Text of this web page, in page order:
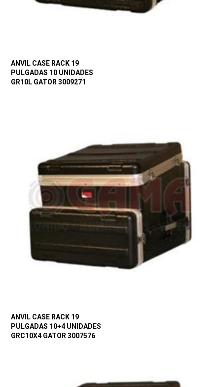
ANVIL CASE RACK 19
PULGADAS 10 UNIDADES
GR10L GATOR 3009271
ANVIL CASE RACK 19
PULGADAS 10+4 UNIDADES
GRC10X4 GATOR 3007576